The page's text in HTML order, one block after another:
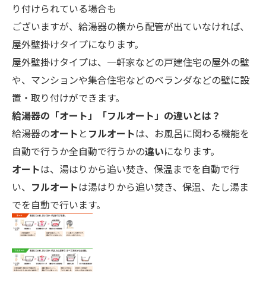
り付けられている場合も
ございますが、給湯器の横から配管が出ていなければ、
屋外壁掛けタイプになります。
屋外壁掛けタイプは、一軒家などの戸建住宅の屋外の壁
や、マンションや集合住宅などのベランダなどの壁に設
置・取り付けができます。
給湯器の「オート」「フルオート」の違いとは？
給湯器のオート と フルオートは、お風呂に関わる機能を
自動で行うか全自動で行うかの違いになります。
オートは、湯はりから追い焚き、保温までを自動で行
い、 フルオートは湯はりから追い焚き、保温、たし湯ま
でを自動で行います。